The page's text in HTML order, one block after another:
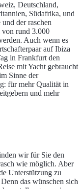
Deutschland,
Südafrika, und
der raschen
rund 3.000
Auch wenn es
auf Ibiza
in Frankfurt den
mit Yacht gebraucht
Sinne der
für mehr Qualität in
und mehr
wir für Sie den
wie möglich. Aber
Unterstützung zu
das wünschen sich